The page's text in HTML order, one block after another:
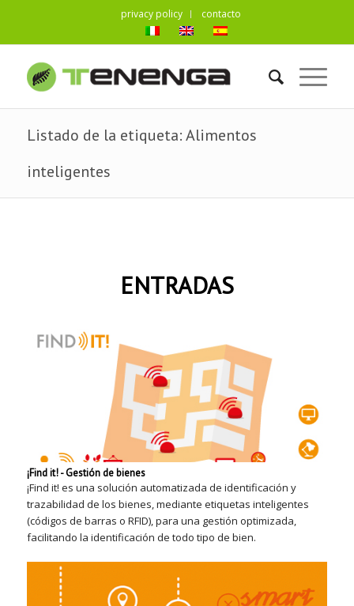
privacy policy contacto
Listado de la etiqueta: Alimentos
inteligentes
ENTRADAS
¡Find it! - Gestión de bienes
¡Find it! es una solución automatizada de identificación y
trazabilidad de los bienes, mediante etiquetas inteligentes
(códigos de barras o RFID), para una gestión optimizada,
facilitando la identificación de todo tipo de bien.